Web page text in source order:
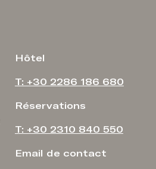
Hôtel
T: +30 2286 186 680
Réservations
T: +30 2310 840 550
Email de contact